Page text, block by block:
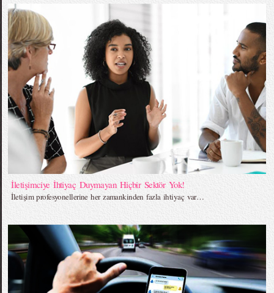
İletişimciye İhtiyaç Duymayan Hiçbir Sektör Yok!
İletişim profesyonellerine her zamankinden fazla ihtiyaç var…